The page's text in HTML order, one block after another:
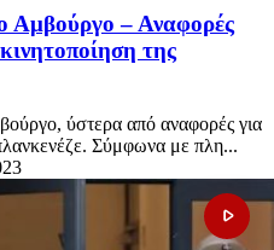
Αμβούργο – Αναφορές
της
ύστερα από αναφορές για
Σύμφωνα με πλη...